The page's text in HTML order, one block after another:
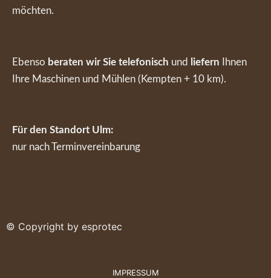
möchten.
Ebenso beraten wir Sie telefonisch und liefern Ihnen
Ihre Maschinen und Mühlen (Kempten + 10 km).
Für den Standort Ulm:
nur nach Terminvereinbarung
© Copyright by esprotec
IMPRESSUM